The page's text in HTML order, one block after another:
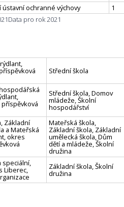
ochranné výchovy
1
Data pro rok 2021
Střední škola
příspěvková
Střední škola, Domov
mládeže, Školní
hospodářství
Základní
a Mateřská
okres
Mateřská škola,
Základní škola, Základní
umělecká škola, Dům
dětí a mládeže, Školní
družina
speciální,
Liberec, Základní škola, Školní
družina